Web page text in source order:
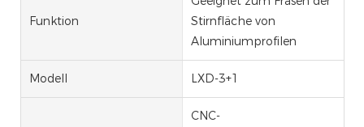
Funktion
Stirnfläche von
Aluminiumprofilen
Modell LXD-3+1
CNC-